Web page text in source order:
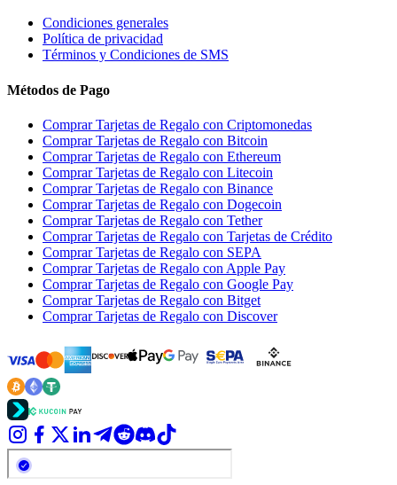
Condiciones generales
Política de privacidad
Términos y Condiciones de SMS
Métodos de Pago
Comprar Tarjetas de Regalo con Criptomonedas
Comprar Tarjetas de Regalo con Bitcoin
Comprar Tarjetas de Regalo con Ethereum
Comprar Tarjetas de Regalo con Litecoin
Comprar Tarjetas de Regalo con Binance
Comprar Tarjetas de Regalo con Dogecoin
Comprar Tarjetas de Regalo con Tether
Comprar Tarjetas de Regalo con Tarjetas de Crédito
Comprar Tarjetas de Regalo con SEPA
Comprar Tarjetas de Regalo con Apple Pay
Comprar Tarjetas de Regalo con Google Pay
Comprar Tarjetas de Regalo con Bitget
Comprar Tarjetas de Regalo con Discover